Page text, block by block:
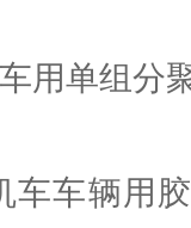
用单组分
车车辆用